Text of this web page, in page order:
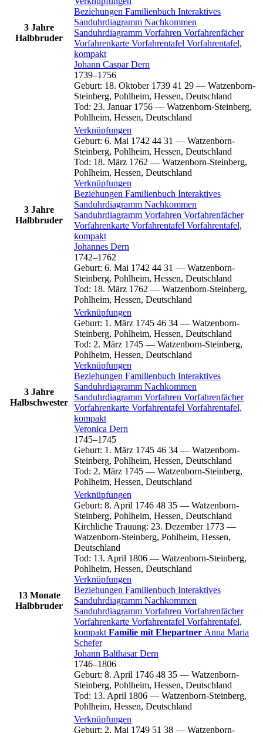
3 Jahre
Halbbruder
Beziehungen Familienbuch Interaktives
Sanduhrdiagramm Nachkommen
Sanduhrdiagramm Vorfahren Vorfahrenfächer
Vorfahrenkarte Vorfahrentafel Vorfahrentafel,
kompakt
Johann CasparDern
1739–1756
Geburt: 18. Oktober 1739 41 29 — Watzenborn-
Steinberg, Pohlheim, Hessen, Deutschland
Tod: 23. Januar 1756 — Watzenborn-Steinberg,
Pohlheim, Hessen, Deutschland
3 Jahre
Halbbruder
Verknüpfungen
Geburt: 6. Mai 1742 44 31 — Watzenborn-
Steinberg, Pohlheim, Hessen, Deutschland
Tod: 18. März 1762 — Watzenborn-Steinberg,
Pohlheim, Hessen, Deutschland
Verknüpfungen
Beziehungen Familienbuch Interaktives
Sanduhrdiagramm Nachkommen
Sanduhrdiagramm Vorfahren Vorfahrenfächer
Vorfahrenkarte Vorfahrentafel Vorfahrentafel,
kompakt
Johannes Dern
1742–1762
Geburt: 6. Mai 1742 44 31 — Watzenborn-
Steinberg, Pohlheim, Hessen, Deutschland
Tod: 18. März 1762 — Watzenborn-Steinberg,
Pohlheim, Hessen, Deutschland
3 Jahre
Halbschwester
Verknüpfungen
Geburt: 1. März 1745 46 34 — Watzenborn-
Steinberg, Pohlheim, Hessen, Deutschland
Tod: 2. März 1745 — Watzenborn-Steinberg,
Pohlheim, Hessen, Deutschland
Verknüpfungen
Beziehungen Familienbuch Interaktives
Sanduhrdiagramm Nachkommen
Sanduhrdiagramm Vorfahren Vorfahrenfächer
Vorfahrenkarte Vorfahrentafel Vorfahrentafel,
kompakt
Veronica Dern
1745–1745
Geburt: 1. März 1745 46 34 — Watzenborn-
Steinberg, Pohlheim, Hessen, Deutschland
Tod: 2. März 1745 — Watzenborn-Steinberg,
Pohlheim, Hessen, Deutschland
13 Monate
Halbbruder
Verknüpfungen
Geburt: 8. April 1746 48 35 — Watzenborn-
Steinberg, Pohlheim, Hessen, Deutschland
Kirchliche Trauung: 23. Dezember 1773 —
Watzenborn-Steinberg, Pohlheim, Hessen,
Deutschland
Tod: 13. April 1806 — Watzenborn-Steinberg,
Pohlheim, Hessen, Deutschland
Verknüpfungen
Beziehungen Familienbuch Interaktives
Sanduhrdiagramm Nachkommen
Sanduhrdiagramm Vorfahren Vorfahrenfächer
Vorfahrenkarte Vorfahrentafel Vorfahrentafel,
kompakt Familie mit Ehepartner Anna Maria
Schefer
Johann BalthasarDern
1746–1806
Geburt: 8. April 1746 48 35 — Watzenborn-
Steinberg, Pohlheim, Hessen, Deutschland
Tod: 13. April 1806 — Watzenborn-Steinberg,
Pohlheim, Hessen, Deutschland
Verknüpfungen
Geburt: 2. Mai 1749 51 38 — Watzenborn-